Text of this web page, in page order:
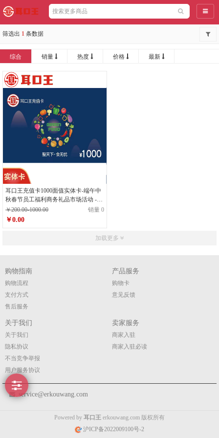
导航
筛选出 1 条数据
综合 销量 热度 价格 最新
耳口王充值卡1000面值实体卡-端午中
秋春节员工福利商务礼品市场活动 -耳
口王
￥200.00-1000.00 销量 0
￥0.00
加载更多
购物指南
购物流程
支付方式
售后服务
产品服务
购物卡
意见反馈
关于我们
关于我们
隐私协议
不当竞争举报
用户服务协议
卖家服务
商家入驻
商家入驻必读
service@erkouwang.com
Powered by 耳口王 erkouwang.com 版权所有
沪ICP备2022009100号-2